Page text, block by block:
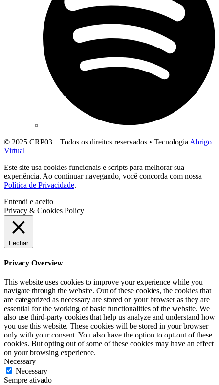
© 2025 CRP03 – Todos os direitos reservados • Tecnologia Abrigo
Virtual
Este site usa cookies funcionais e scripts para melhorar sua
experiência. Ao continuar navegando, você concorda com nossa
Política de Privacidade.
Entendi e aceito
Privacy & Cookies Policy
Fechar
Privacy Overview
This website uses cookies to improve your experience while you
navigate through the website. Out of these cookies, the cookies that
are categorized as necessary are stored on your browser as they are
essential for the working of basic functionalities of the website. We
also use third-party cookies that help us analyze and understand how
you use this website. These cookies will be stored in your browser
only with your consent. You also have the option to opt-out of these
cookies. But opting out of some of these cookies may have an effect
on your browsing experience.
Necessary
Necessary
Sempre ativado